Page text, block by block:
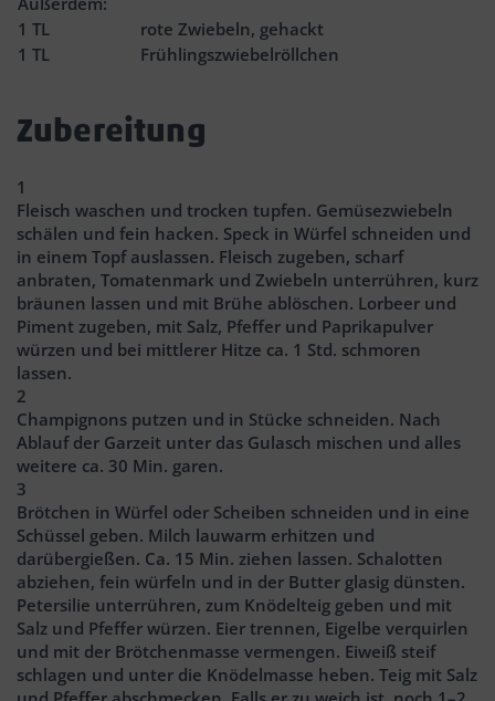
1 TL
rote Zwiebeln, gehackt
1 TL Frühlingszwiebelröllchen
Zubereitung
1
Fleisch waschen und trocken tupfen. Gemüsezwiebeln
schälen und fein hacken. Speck in Würfel schneiden und
in einem Topf auslassen. Fleisch zugeben, scharf
anbraten, Tomatenmark und Zwiebeln unterrühren, kurz
bräunen lassen und mit Brühe ablöschen. Lorbeer und
Piment zugeben, mit Salz, Pfeffer und Paprikapulver
würzen und bei mittlerer Hitze ca. 1 Std. schmoren
lassen.
2
Champignons putzen und in Stücke schneiden. Nach
Ablauf der Garzeit unter das Gulasch mischen und alles
weitere ca. 30 Min. garen.
3
Brötchen in Würfel oder Scheiben schneiden und in eine
Schüssel geben. Milch lauwarm erhitzen und
darübergießen. Ca. 15 Min. ziehen lassen. Schalotten
abziehen, fein würfeln und in der Butter glasig dünsten.
Petersilie unterrühren, zum Knödelteig geben und mit
Salz und Pfeffer würzen. Eier trennen, Eigelbe verquirlen
und mit der Brötchenmasse vermengen. Eiweiß steif
schlagen und unter die Knödelmasse heben. Teig mit Salz